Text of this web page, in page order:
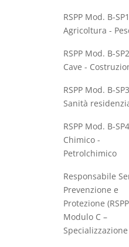
RSPP Mod. B-SP1
Agricoltura -
RSPP Mod. B-SP2
Cave -
RSPP Mod. B-SP3
Sanità
RSPP Mod. B-SP4
Chimico -
Petrolchimico
Responsabile
Prevenzione e
Protezione
Modulo C –
Specializzazione